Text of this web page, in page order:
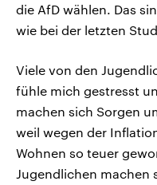
die AfD wählen. Das
wie bei der letzten
Viele von den
fühle mich gestresst
machen sich Sorgen
weil wegen der
Wohnen so teuer
Jugendlichen machen